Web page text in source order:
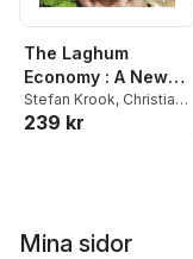
The Laghum
Economy : A New
Brief For a Healthy
Planet
Stefan Krook, Christian
von Essen
239 kr
Mina sidor